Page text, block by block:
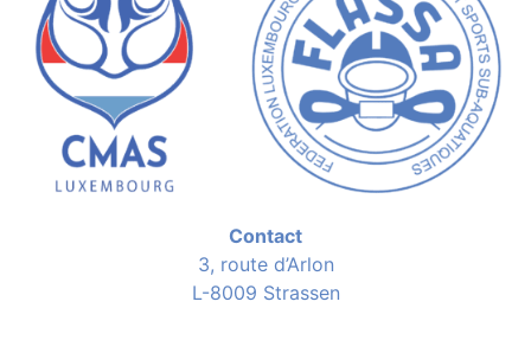
Contact
3, route d’Arlon
L-8009 Strassen